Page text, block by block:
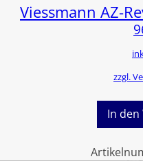
Viessmann AZ-
zzgl.
In